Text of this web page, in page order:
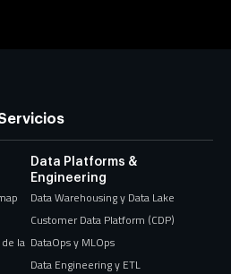
la
Data Platforms &
Engineering
Data Warehousing y Data Lake
Customer Data Platform (CDP)
DataOps y MLOps
Data Engineering y ETL